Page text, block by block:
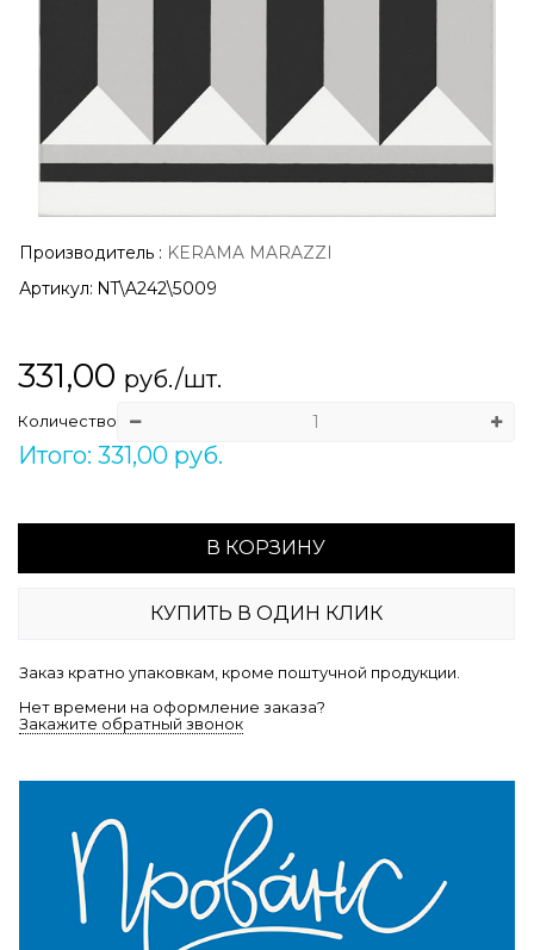
Производитель : KERAMA MARAZZI
Артикул: NT\A242\5009
331,00 руб./шт.
Количество
Итого: 331,00 руб.
В КОРЗИНУ
КУПИТЬ В ОДИН КЛИК
Заказ кратно упаковкам, кроме поштучной продукции.
Нет времени на оформление заказа?
Закажите обратный звонок